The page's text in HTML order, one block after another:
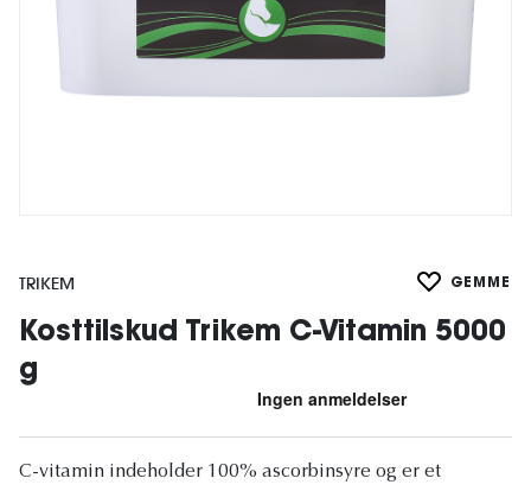
TRIKEM GEMME
Kosttilskud Trikem C-Vitamin 5000
g
C-vitamin indeholder 100% ascorbinsyre og er et